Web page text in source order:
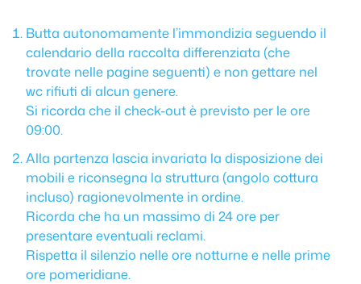
Butta autonomamente l’immondizia seguendo il
calendario della raccolta differenziata (che
trovate nelle pagine seguenti) e non gettare nel
wc rifiuti di alcun genere.
Si ricorda che il check-out è previsto per le ore
09:00.
Alla partenza lascia invariata la disposizione dei
mobili e riconsegna la struttura (angolo cottura
incluso) ragionevolmente in ordine.
Ricorda che ha un massimo di 24 ore per
presentare eventuali reclami.
Rispetta il silenzio nelle ore notturne e nelle prime
ore pomeridiane.